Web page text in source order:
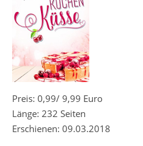
Preis: 0,99/ 9,99 Euro
Länge: 232 Seiten
Erschienen: 09.03.2018